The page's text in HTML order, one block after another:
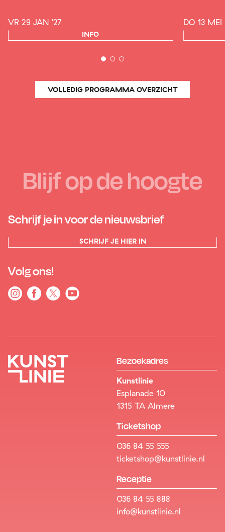
VR 29 JAN '27
INFO
DO 13 MEI
VOLLEDIG PROGRAMMA OVERZICHT
Blijf op de hoogte
Schrijf je in voor de nieuwsbrief
SCHRIJF JE HIER IN
Volg ons!
Bezoekadres
Kunstlinie
Esplanade 10
1315 TA Almere
Ticketshop
036 84 55 555
ticketshop@kunstlinie.nl
Receptie
036 84 55 888
info@kunstlinie.nl